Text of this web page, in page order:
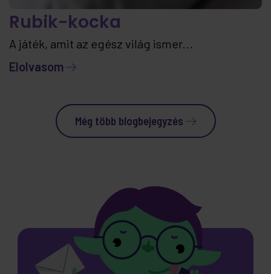
Rubik-kocka
A játék, amit az egész világ ismer...
Elolvasom
Még több blogbejegyzés